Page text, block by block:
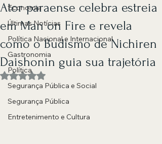
Economia
Últimas Notícias
Política Nacional e Internacional
Gastronomia
Política
Segurança Pública e Social
Segurança Pública
Entretenimento e Cultura
Ator paraense celebra estreia
em Man on Fire e revela
como o Budismo de Nichiren
Daishonin guia sua trajetória
Avaliado com NaN de 5 estrelas.